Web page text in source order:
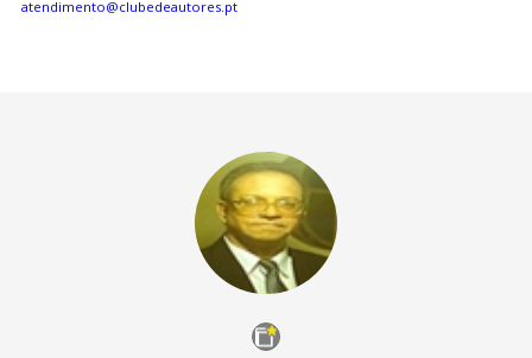
atendimento@clubedeautores.pt